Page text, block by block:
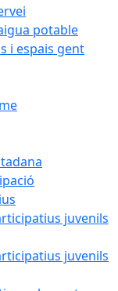
potable
i espais gent
juvenils
juvenils